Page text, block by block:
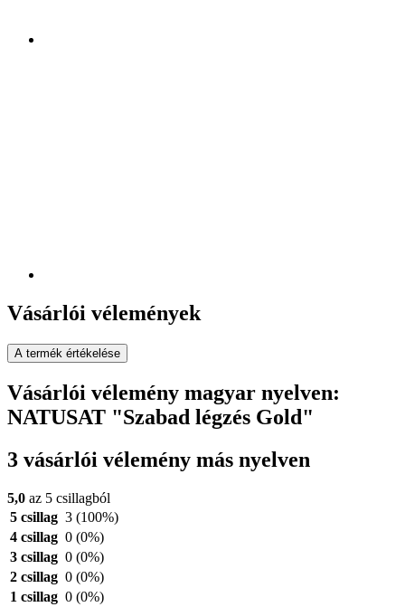
Vásárlói vélemények
A termék értékelése
Vásárlói vélemény magyar nyelven:
NATUSAT "Szabad légzés Gold"
3 vásárlói vélemény más nyelven
5,0 az 5 csillagból
5 csillag 3 (100%)
4 csillag 0 (0%)
3 csillag 0 (0%)
2 csillag 0 (0%)
1 csillag 0 (0%)